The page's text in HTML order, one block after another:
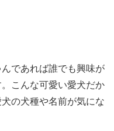
であれば誰でも興味が
こんな可愛い愛犬だか
の犬種や名前が気にな